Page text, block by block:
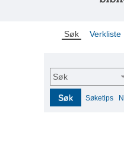
Søk Verkliste
Søk
Søk Søketips